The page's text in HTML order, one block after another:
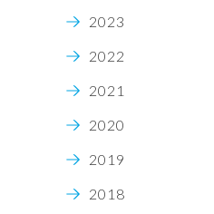
2023
2022
2021
2020
2019
2018